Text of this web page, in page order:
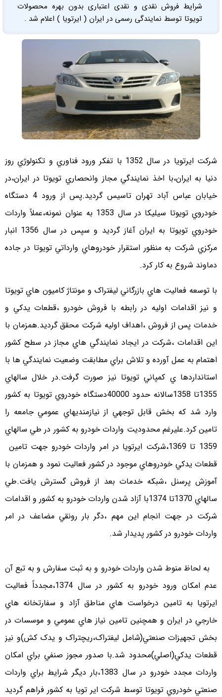
شرایط فروش نقدی و نقدی اعتباری بدون بهره محصولات
تویوتا توسط نمایندگی رسمی در ایران ( ایرتویا ) اعلام شد .
شرکت ايرتويا در سال 1352 با تفکر ورود فناوري و تکنولوژي روز
دنيا به ايران،با اخذ نمايندگي مجاز وانحصاري تويوتا در ايران،در
خيابان عباس آباد تهران تاسيس گرديد.پس از ورود 4 دستگاه
خودروي تويوتا سيليکا در سال 1353 به عنوان نمونه،عملاً واردات
خودروي تويوتا به ايران آغاز گرديد و سپس در سال 1356 انبار
مرکزي شرکت به منظور استقرار خودروهاي وارداتي تويوتا در جاده
دماوند شروع به کار کرد.
با توسعه فعاليت هاي بازرگاني ليفتراک و مونتاژ کاميون هاي تويوتا
و نيز اقدامات اوليه در رابطه با فروش خودرو ،قطعات يدکي و
خدمات پس از فروش ،اهداف اوليه شرکت محقق گرديد.همزمان با
اين اقدامات ،شرکت در ايجاد نمايندگي هاي مجاز در سطح کشور
اهتمام به عمل آورده و تلاش براي مطابقت وضعيت نمايندگي ها با
استانداردها ي کمپاني تويوتا نيز صورت گرفت.در خلال سالهاي
1355تا 1358سالانه حدود 40000دستگاه خودروي تويوتا به کشور
وارد شد که بخش قابل توجهي از نيازمنديهاي عمومي جامعه را
تامين کرد.عليرغم محدوديت واردات خودرو به کشور در طي سالهاي
1359 تا 1369،شرکت ايرتويا در امر واردات خودرو جهت تامين
قطعات يدکي خودروهاي موجود در کشور فعاليت نمود و همزمان با
آموزش پرسنل ،شبکه خدمات بعد از فروش گسترش يافت.طي
سالهاي 1370تا 1374با آزاد شدن واردات خودرو به کشور و اقدامات
شرکت در جهت انجام اين مهم ،دگر بار رونقي مضاعف در امر
واردات خودرو در کشور پديدار شد.
به لحاظ منوط شدن واردات خودرو و به ثبت سفارش و به تبع آن
عدم امکان ورود خودرو به کشور در سال 1374،مجدداً فعاليت
ايرتويا به تامين درخواست هاي مناطق آزاد و سفارتخانه هاي
خارجي در ايران و همچنين تامين نياز هاي عمومي و موسسات در
بخش تجهيزات صنعتي(شامل ليفتراک،ريچتراک و يدک کش)و نيز
قطعات يدکي(اصلي)محدود شد.با صدور مجوز صنفي براي امکان
واردات مجدد خودرو در سال 1383،بار ديگر شرايط براي واردات
صنعتي خودروي تويوتا توسط شرکت اير تويا به کشور فراهم گرديد